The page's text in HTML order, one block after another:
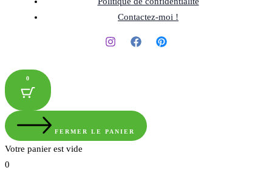
Contactez-moi !
0
FERMER LE PANIER
Votre panier est vide
0